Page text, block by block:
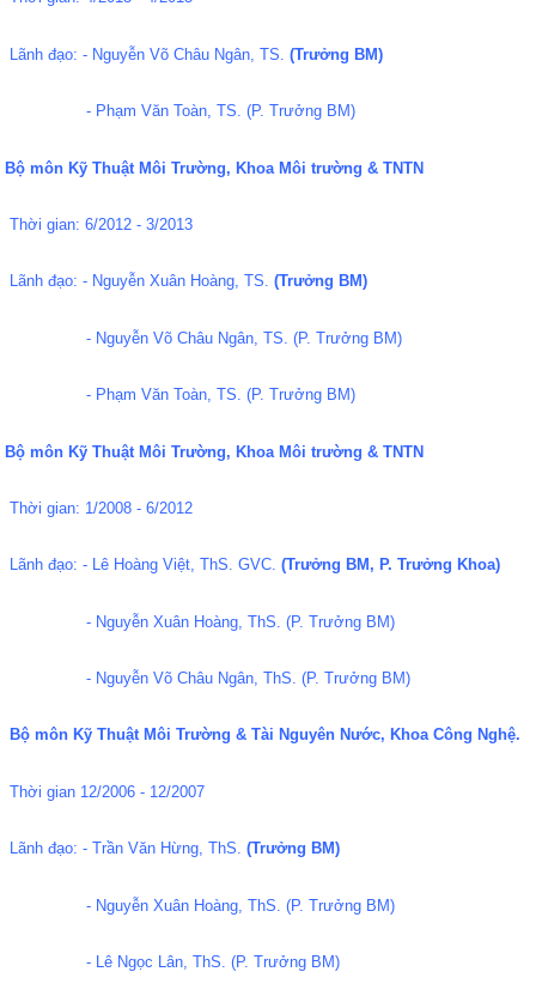
Lãnh đạo: - Nguyễn Võ Châu Ngân, TS. (Trưởng BM)
- Phạm Văn Toàn, TS. (P. Trưởng BM)
Bộ môn Kỹ Thuật Môi Trường, Khoa Môi trường & TNTN
Thời gian: 6/2012 - 3/2013
Lãnh đạo: - Nguyễn Xuân Hoàng, TS. (Trưởng BM)
- Nguyễn Võ Châu Ngân, TS. (P. Trưởng BM)
- Phạm Văn Toàn, TS. (P. Trưởng BM)
Bộ môn Kỹ Thuật Môi Trường, Khoa Môi trường & TNTN
Thời gian: 1/2008 - 6/2012
Lãnh đạo: - Lê Hoàng Việt, ThS. GVC. (Trưởng BM, P. Trưởng Khoa)
- Nguyễn Xuân Hoàng, ThS. (P. Trưởng BM)
- Nguyễn Võ Châu Ngân, ThS. (P. Trưởng BM)
Bộ môn Kỹ Thuật Môi Trường & Tài Nguyên Nước, Khoa Công Nghệ.
Thời gian 12/2006 - 12/2007
Lãnh đạo: - Trần Văn Hừng, ThS. (Trưởng BM)
- Nguyễn Xuân Hoàng, ThS. (P. Trưởng BM)
- Lê Ngọc Lân, ThS. (P. Trưởng BM)